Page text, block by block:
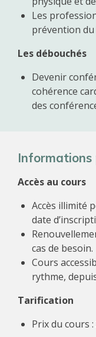
Les
prévention
Les débouchés
Devenir
cohérence
des
Informations
Accès au cours
Accès illimité
date
cas de besoin.
Cours
rythme,
Tarification
Prix du cours :